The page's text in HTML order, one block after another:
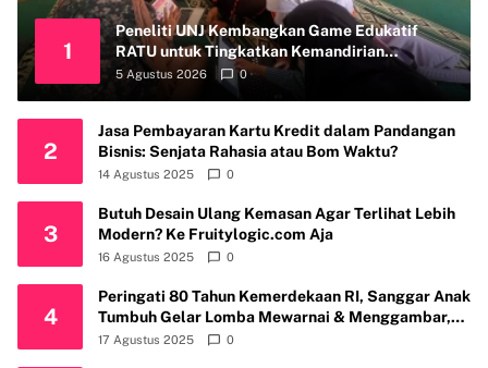
1
Peneliti UNJ Kembangkan Game Edukatif
RATU untuk Tingkatkan Kemandirian
Perawatan Organ Reproduksi Anak Hambatan
5 Agustus 2026 0
2
Jasa Pembayaran Kartu Kredit dalam Pandangan
Bisnis: Senjata Rahasia atau Bom Waktu?
14 Agustus 2025 0
3
Butuh Desain Ulang Kemasan Agar Terlihat Lebih
Modern? Ke Fruitylogic.com Aja
16 Agustus 2025 0
4
Peringati 80 Tahun Kemerdekaan RI, Sanggar Anak
Tumbuh Gelar Lomba Mewarnai & Menggambar,
Ajak Anak Cintai Batik Nusantara
17 Agustus 2025 0